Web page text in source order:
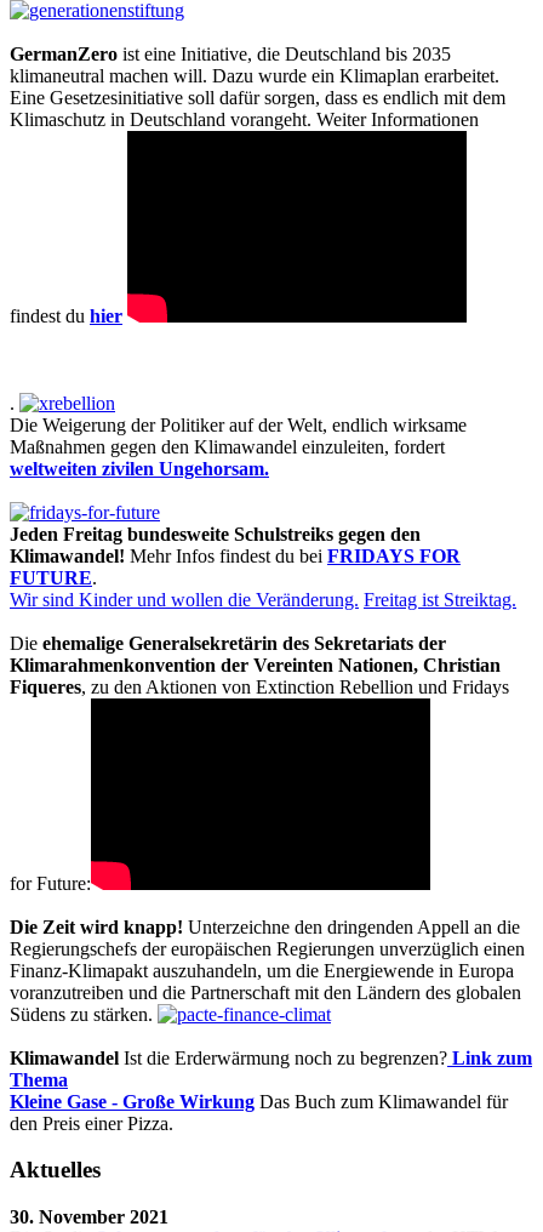
GermanZero ist eine Initiative, die Deutschland bis 2035
klimaneutral machen will. Dazu wurde ein Klimaplan erarbeitet.
Eine Gesetzesinitiative soll dafür sorgen, dass es endlich mit dem
Klimaschutz in Deutschland vorangeht. Weiter Informationen
findest du hier
.
Die Weigerung der Politiker auf der Welt, endlich wirksame
Maßnahmen gegen den Klimawandel einzuleiten, fordert
weltweiten zivilen Ungehorsam.
Jeden Freitag bundesweite Schulstreiks gegen den
Klimawandel! Mehr Infos findest du bei FRIDAYS FOR
FUTURE.
Wir sind Kinder und wollen die Veränderung. Freitag ist Streiktag.
Die ehemalige Generalsekretärin des Sekretariats der
Klimarahmenkonvention der Vereinten Nationen, Christian
Fiqueres, zu den Aktionen von Extinction Rebellion und Fridays
for Future:
Die Zeit wird knapp! Unterzeichne den dringenden Appell an die
Regierungschefs der europäischen Regierungen unverzüglich einen
Finanz-Klimapakt auszuhandeln, um die Energiewende in Europa
voranzutreiben und die Partnerschaft mit den Ländern des globalen
Südens zu stärken.
Klimawandel Ist die Erderwärmung noch zu begrenzen? Link zum
Thema
Kleine Gase - Große Wirkung Das Buch zum Klimawandel für
den Preis einer Pizza.
Aktuelles
30. November 2021